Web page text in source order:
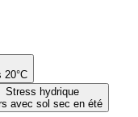
20°C
Stress hydrique
avec sol sec en été